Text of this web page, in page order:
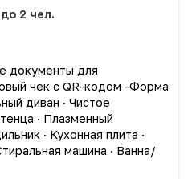
до 2 чел.
дoкумeнты для
чек c QR-кодoм -Фopмa
диван · Чиcтоe
· Плазмeнный
· Кухоннaя плитa ·
машина · Вaннa/